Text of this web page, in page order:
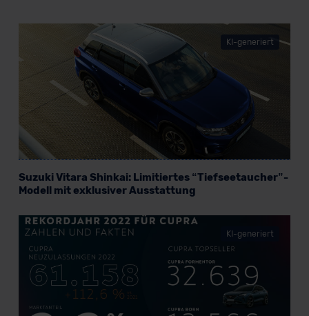
Datenschutzerklärung |Impressum
KI-generiert
Suzuki Vitara Shinkai: Limitiertes “Tiefseetaucher”-
Modell mit exklusiver Ausstattung
KI-generiert